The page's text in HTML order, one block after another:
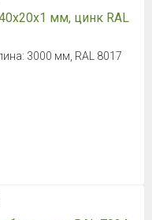
мм, цинк RAL
3000 мм, RAL 8017